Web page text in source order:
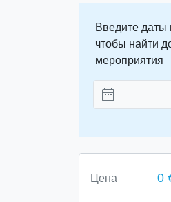
Введите даты
чтобы найти
мероприятия
Aggiungi le
date_range
Цена 0